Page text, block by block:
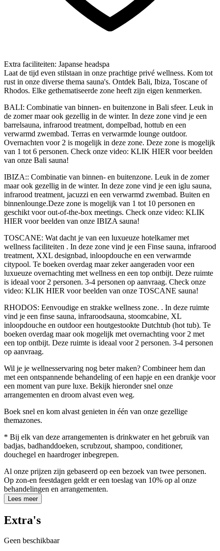
Extra faciliteiten: Japanse headspa
Laat de tijd even stilstaan in onze prachtige privé wellness. Kom tot
rust in onze diverse thema sauna's. Ontdek Bali, Ibiza, Toscane of
Rhodos. Elke gethematiseerde zone heeft zijn eigen kenmerken.
BALI: Combinatie van binnen- en buitenzone in Bali sfeer. Leuk in
de zomer maar ook gezellig in de winter. In deze zone vind je een
barrelsauna, infrarood treatment, dompelbad, hottub en een
verwarmd zwembad. Terras en verwarmde lounge outdoor.
Overnachten voor 2 is mogelijk in deze zone. Deze zone is mogelijk
van 1 tot 6 personen. Check onze video: KLIK HIER voor beelden
van onze Bali sauna!
IBIZA:: Combinatie van binnen- en buitenzone. Leuk in de zomer
maar ook gezellig in de winter. In deze zone vind je een iglu sauna,
infrarood treatment, jacuzzi en een verwarmd zwembad. Buiten en
binnenlounge.Deze zone is mogelijk van 1 tot 10 personen en
geschikt voor out-of-the-box meetings. Check onze video: KLIK
HIER voor beelden van onze IBIZA sauna!
TOSCANE: Wat dacht je van een luxueuze hotelkamer met
wellness faciliteiten . In deze zone vind je een Finse sauna, infrarood
treatment, XXL designbad, inloopdouche en een verwarmde
citypool. Te boeken overdag maar zeker aangeraden voor een
luxueuze overnachting met wellness en een top ontbijt. Deze ruimte
is ideaal voor 2 personen. 3-4 personen op aanvraag. Check onze
video: KLIK HIER voor beelden van onze TOSCANE sauna!
RHODOS: Eenvoudige en strakke wellness zone. . In deze ruimte
vind je een finse sauna, infraroodsauna, stoomcabine, XL
inloopdouche en outdoor een houtgestookte Dutchtub (hot tub). Te
boeken overdag maar ook mogelijk met overnachting voor 2 met
een top ontbijt. Deze ruimte is ideaal voor 2 personen. 3-4 personen
op aanvraag.
Wil je je wellnesservaring nog beter maken? Combineer hem dan
met een ontspannende behandeling of een hapje en een drankje voor
een moment van pure luxe. Bekijk hieronder snel onze
arrangementen en droom alvast even weg.
Boek snel en kom alvast genieten in één van onze gezellige
themazones.
* Bij elk van deze arrangementen is drinkwater en het gebruik van
badjas, badhanddoeken, scrubzout, shampoo, conditioner,
douchegel en haardroger inbegrepen.
Al onze prijzen zijn gebaseerd op een bezoek van twee personen.
Op zon-en feestdagen geldt er een toeslag van 10% op al onze
behandelingen en arrangementen.
Lees meer
Extra's
Geen beschikbaar